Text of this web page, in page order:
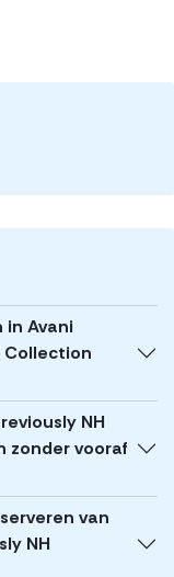
Avani
Collection
NH
zonder vooraf
van
NH